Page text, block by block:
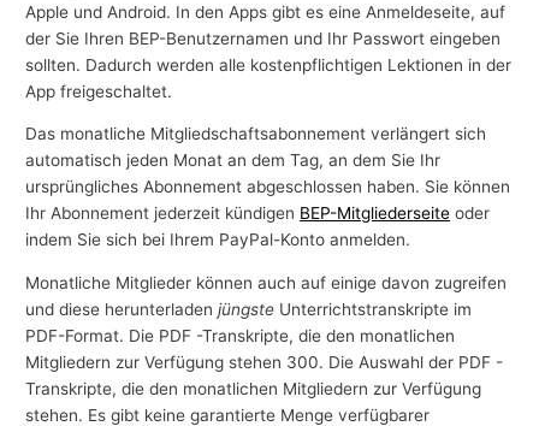
Apple und Android. In den Apps gibt es eine Anmeldeseite, auf
der Sie Ihren BEP-Benutzernamen und Ihr Passwort eingeben
sollten. Dadurch werden alle kostenpflichtigen Lektionen in der
App freigeschaltet.
Das monatliche Mitgliedschaftsabonnement verlängert sich
automatisch jeden Monat an dem Tag, an dem Sie Ihr
ursprüngliches Abonnement abgeschlossen haben. Sie können
Ihr Abonnement jederzeit kündigen BEP-Mitgliederseite oder
indem Sie sich bei Ihrem PayPal-Konto anmelden.
Monatliche Mitglieder können auch auf einige davon zugreifen
und diese herunterladenjüngste Unterrichtstranskripte im
PDF-Format. Die PDF -Transkripte, die den monatlichen
Mitgliedern zur Verfügung stehen 300. Die Auswahl der PDF -
Transkripte, die den monatlichen Mitgliedern zur Verfügung
stehen. Es gibt keine garantierte Menge verfügbarer